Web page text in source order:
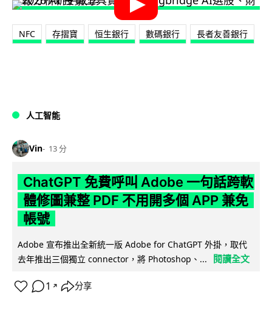
NFC 存摺寶 恒生銀行 數碼銀行 長者友善銀行
人工智能
Vin 13 分
ChatGPT 免費呼叫 Adobe 一句話跨軟
體修圖兼整 PDF 不用開多個 APP 兼免
帳號
Adobe 宣布推出全新統一版 Adobe for ChatGPT 外掛，取代
去年推出三個獨立 connector，將 Photoshop、...
閱讀全文
1 ↗ 分享